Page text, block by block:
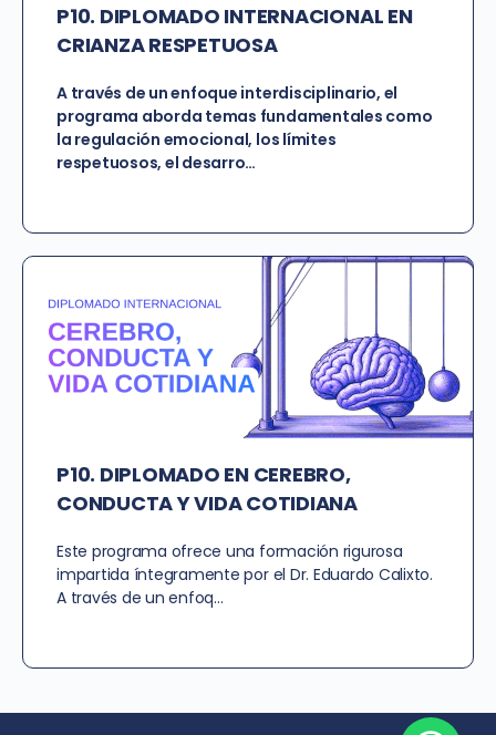
P10. DIPLOMADO INTERNACIONAL EN
CRIANZA RESPETUOSA
A través de un enfoque interdisciplinario, el
programa aborda temas fundamentales como
la regulación emocional, los límites
respetuosos, el desarro…
P10. DIPLOMADO EN CEREBRO,
CONDUCTA Y VIDA COTIDIANA
Este programa ofrece una formación rigurosa
impartida íntegramente por el Dr. Eduardo Calixto.
A través de un enfoq…